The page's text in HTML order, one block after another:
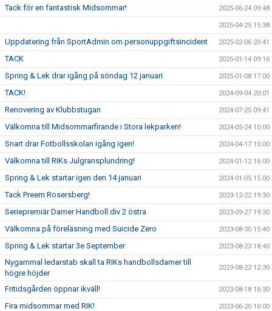
Tack för en fantastisk Midsommar! 2025-06-24 09:48
2025-04-25 15:38
Uppdatering från SportAdmin om personuppgiftsincident 2025-02-06 20:41
TACK 2025-01-14 09:16
Spring & Lek drar igång på söndag 12 januari 2025-01-08 17:00
TACK! 2024-09-04 20:01
Renovering av Klubbstugan 2024-07-25 09:41
Välkomna till Midsommarfirande i Stora lekparken! 2024-05-24 10:00
Snart drar Fotbollsskolan igång igen! 2024-04-17 10:00
Välkomna till RIKs Julgransplundring! 2024-01-12 16:00
Spring & Lek startar igen den 14 januari 2024-01-05 15:00
Tack Preem Rosersberg! 2023-12-22 19:30
Seriepremiär Damer Handboll div 2 östra 2023-09-27 19:30
Välkomna på föreläsning med Suicide Zero 2023-08-30 15:40
Spring & Lek startar 3e September 2023-08-23 18:40
Nygammal ledarstab skall ta RIKs handbollsdamer till
högre höjder
2023-08-22 12:30
Fritidsgården öppnar ikväll! 2023-08-18 16:30
Fira midsommar med RIK! 2023-06-20 10:00